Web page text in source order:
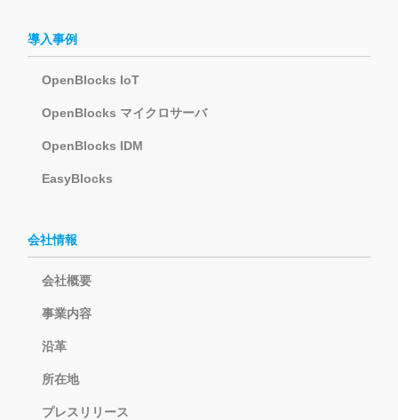
導入事例
OpenBlocks IoT
OpenBlocks マイクロサーバ
OpenBlocks IDM
EasyBlocks
会社情報
会社概要
事業内容
沿革
所在地
プレスリリース